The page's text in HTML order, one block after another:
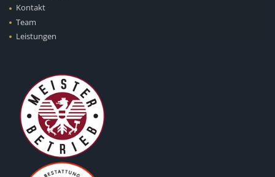
Kontakt
Team
Leistungen